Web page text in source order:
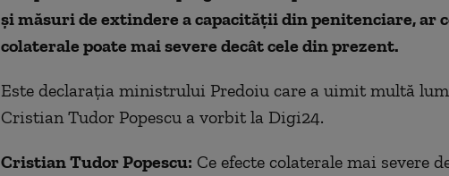
și măsuri de extindere a capacității din penitenciare, ar
colaterale poate mai severe decât cele din prezent.
Este declarația ministrului Predoiu care a uimit multă
Cristian Tudor Popescu a vorbit la Digi24.
Cristian Tudor Popescu: Ce efecte colaterale mai severe